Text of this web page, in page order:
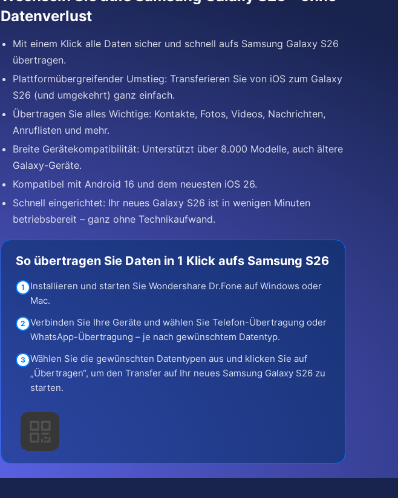
Datenverlust
Mit einem Klick alle Daten sicher und schnell aufs Samsung Galaxy S26
übertragen.
Plattformübergreifender Umstieg: Transferieren Sie von iOS zum Galaxy
S26 (und umgekehrt) ganz einfach.
Übertragen Sie alles Wichtige: Kontakte, Fotos, Videos, Nachrichten,
Anruflisten und mehr.
Breite Gerätekompatibilität: Unterstützt über 8.000 Modelle, auch ältere
Galaxy-Geräte.
Kompatibel mit Android 16 und dem neuesten iOS 26.
Schnell eingerichtet: Ihr neues Galaxy S26 ist in wenigen Minuten
betriebsbereit – ganz ohne Technikaufwand.
So übertragen Sie Daten in 1 Klick aufs Samsung S26
1
Installieren und starten Sie Wondershare Dr.Fone auf Windows oder
Mac.
2 Verbinden Sie Ihre Geräte und wählen Sie Telefon-Übertragung oder
WhatsApp-Übertragung – je nach gewünschtem Datentyp.
3 Wählen Sie die gewünschten Datentypen aus und klicken Sie auf
„Übertragen“, um den Transfer auf Ihr neues Samsung Galaxy S26 zu
starten.